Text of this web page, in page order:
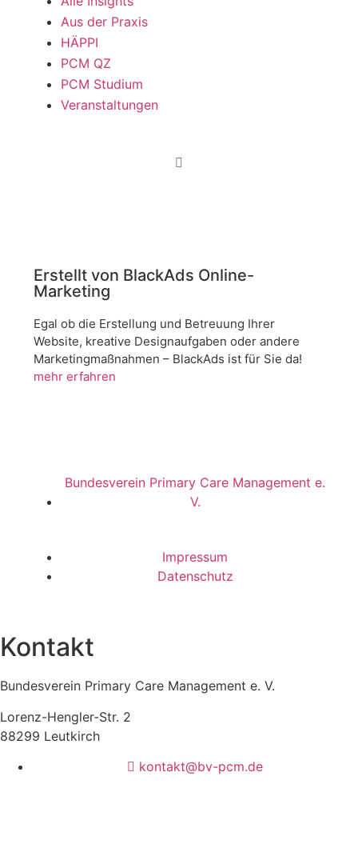
Aus der Praxis
HÄPPI
PCM QZ
PCM Studium
Veranstaltungen
Erstellt von BlackAds Online-
Marketing
Egal ob die Erstellung und Betreuung Ihrer
Website, kreative Designaufgaben oder andere
Marketingmaßnahmen – BlackAds ist für Sie da!
mehr erfahren
Bundesverein Primary Care Management e.
V.
Impressum
Datenschutz
Kontakt
Bundesverein Primary Care Management e. V.
Lorenz-Hengler-Str. 2
88299 Leutkirch
kontakt@bv-pcm.de